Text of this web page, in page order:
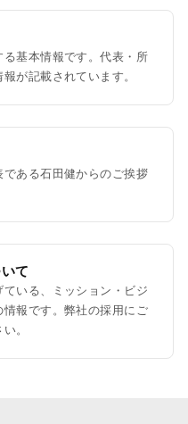
基本情報です。代表・所
が記載されています。
ある石田健からのご挨拶
て
いる、ミッション・ビジ
報です。弊社の採用にご
。